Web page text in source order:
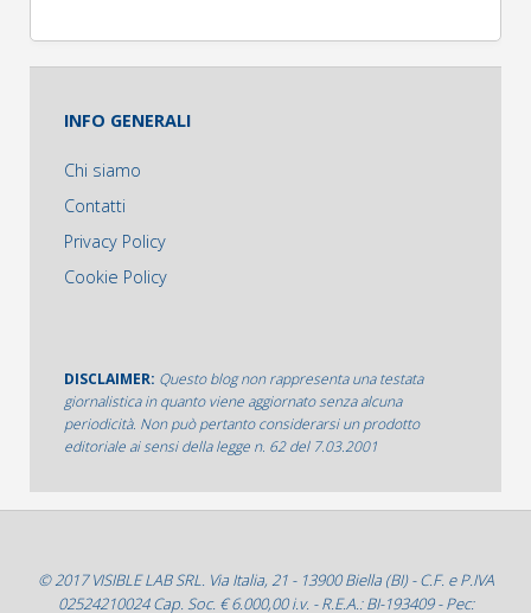
INFO GENERALI
Chi siamo
Contatti
Privacy Policy
Cookie Policy
DISCLAIMER: Questo blog non rappresenta una testata
giornalistica in quanto viene aggiornato senza alcuna
periodicità. Non può pertanto considerarsi un prodotto
editoriale ai sensi della legge n. 62 del 7.03.2001
© 2017 VISIBLE LAB SRL. Via Italia, 21 - 13900 Biella (BI) - C.F. e P.IVA
02524210024 Cap. Soc. € 6.000,00 i.v. - R.E.A.: BI-193409 - Pec: